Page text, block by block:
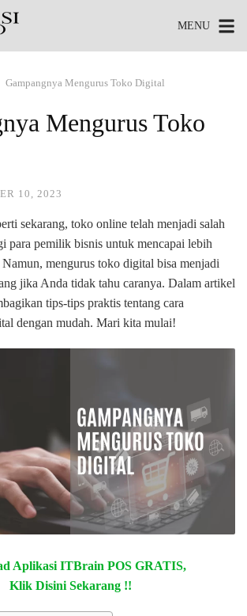
MENU
Gampangnya Mengurus Toko Digital
Mengurus Toko
10, 2023
sekarang, toko online telah menjadi salah
para pemilik bisnis untuk mencapai lebih
mengurus toko digital bisa menjadi
jika Anda tidak tahu caranya. Dalam artikel
tips-tips praktis tentang cara
dengan mudah. Mari kita mulai!
Aplikasi ITBrain POS GRATIS,
Klik Disini Sekarang !!